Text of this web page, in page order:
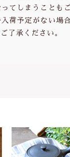
てしまうことも
荷予定がない場
了承ください。